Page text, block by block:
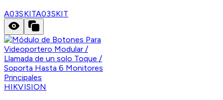
A03SKITA03SKIT
HIKVISION